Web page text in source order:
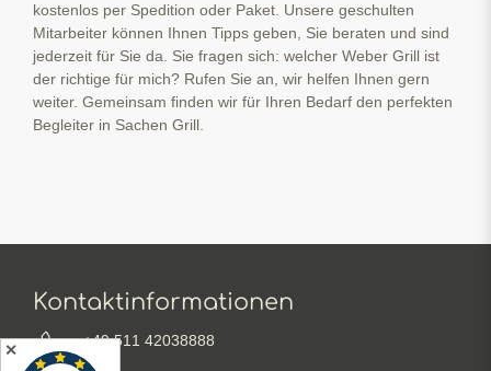
kostenlos per Spedition oder Paket. Unsere geschulten
Mitarbeiter können Ihnen Tipps geben, Sie beraten und sind
jederzeit für Sie da. Sie fragen sich: welcher Weber Grill ist
der richtige für mich? Rufen Sie an, wir helfen Ihnen gern
weiter. Gemeinsam finden wir für Ihren Bedarf den perfekten
Begleiter in Sachen Grill.
Kontaktinformationen
+49 511 42038888
✕